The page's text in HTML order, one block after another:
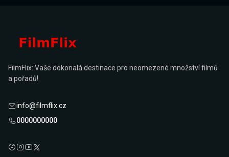
FilmFlix: Vaše dokonalá destinace pro neomezené množství filmů
a pořadů!
info@filmflix.cz
0000000000